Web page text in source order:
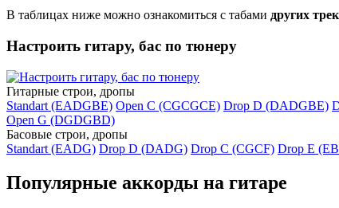
В таблицах ниже можно ознакомиться с табами других
Настроить гитару, бас по тюнеру
Гитарные строи, дропы
Standart (EADGBE) Open C (CGCGCE) Drop D (DADGBE)
Open G (DGDGBD)
Басовые строи, дропы
Standart (EADG) Drop D (DADG) Drop C (CGCF) Drop E
Популярные аккорды на гитаре